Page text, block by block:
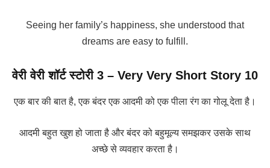
Seeing her family’s happiness, she understood that
dreams are easy to fulfill.
वेरी वेरी शॉर्ट स्टोरी 3 – Very Very Short Story 10
एक बार की बात है, एक बंदर एक आदमी को एक पीला रंग का गोलू देता है।
आदमी बहुत खुश हो जाता है और बंदर को बहुमूल्य समझकर उसके साथ
अच्छे से व्यवहार करता है।